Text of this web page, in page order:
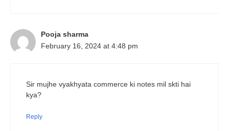
Pooja sharma
February 16, 2024 at 4:48 pm
Sir mujhe vyakhyata commerce ki notes mil skti hai
kya?
Reply